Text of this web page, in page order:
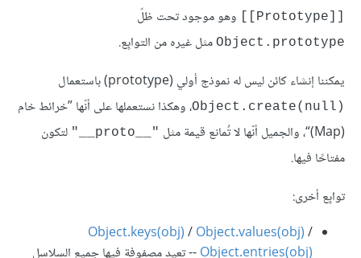
وهو موجود تحت ظلّ
Object.prototype مثل غيره من التوابِع.
يمكننا إنشاء كائن ليس له نموذج أولي (prototype) باستعمال
Object.create(null)‎، وهكذا نستعملها على أنّها ”خرائط خام
(Map)“، والجميل أنّها لا تُمانع قيمة مثل
"__proto__"
لتكون
مفتاحًا فيها.
توابِع أخرى:
Object.keys(obj)/Object.values(obj)/